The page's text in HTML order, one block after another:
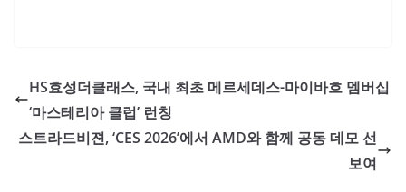
HS효성더클래스, 국내 최초 메르세데스-마이바흐 멤버십
‘마스테리아 클럽’ 런칭
스트라드비젼, ‘CES 2026’에서 AMD와 함께 공동 데모 선
보여